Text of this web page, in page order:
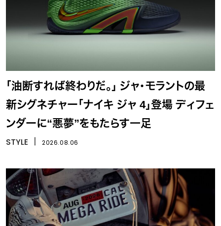
「油断すれば終わりだ。」 ジャ・モラントの最
新シグネチャー「ナイキ ジャ 4」登場 ディフェ
ンダーに“悪夢”をもたらす一足
STYLE 2026.08.06